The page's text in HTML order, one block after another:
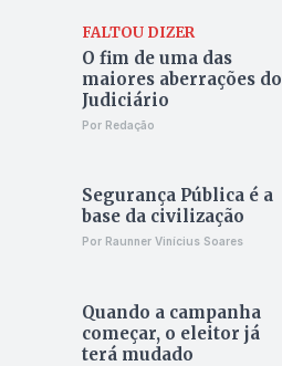
FALTOU DIZER
O fim de uma das
maiores aberrações do
Judiciário
Por Redação
Segurança Pública é a
base da civilização
Por Raunner Vinícius Soares
Quando a campanha
começar, o eleitor já
terá mudado